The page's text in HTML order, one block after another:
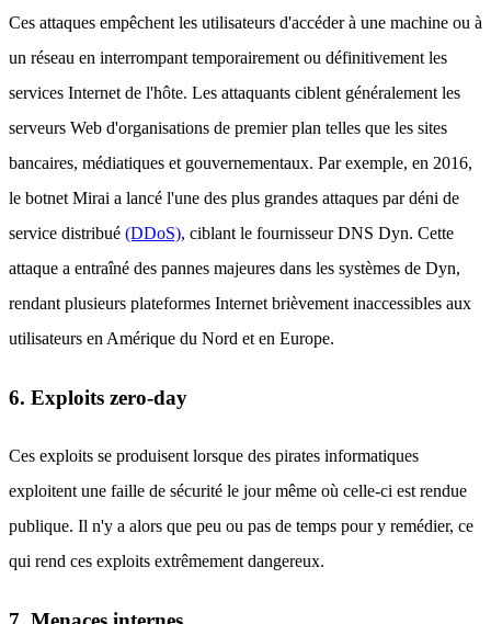
Ces attaques empêchent les utilisateurs d'accéder à une machine ou à
un réseau en interrompant temporairement ou définitivement les
services Internet de l'hôte. Les attaquants ciblent généralement les
serveurs Web d'organisations de premier plan telles que les sites
bancaires, médiatiques et gouvernementaux. Par exemple, en 2016,
le botnet Mirai a lancé l'une des plus grandes attaques par déni de
service distribué (DDoS), ciblant le fournisseur DNS Dyn. Cette
attaque a entraîné des pannes majeures dans les systèmes de Dyn,
rendant plusieurs plateformes Internet brièvement inaccessibles aux
utilisateurs en Amérique du Nord et en Europe.
6. Exploits zero-day
Ces exploits se produisent lorsque des pirates informatiques
exploitent une faille de sécurité le jour même où celle-ci est rendue
publique. Il n'y a alors que peu ou pas de temps pour y remédier, ce
qui rend ces exploits extrêmement dangereux.